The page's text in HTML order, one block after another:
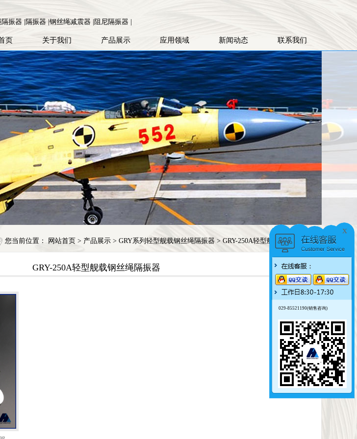
振器 |隔振器 |钢丝绳减震器 |阻尼隔振器 |
页 关于我们 产品展示 应用领域 新闻动态 联系我们
您当前位置： 网站首页 > 产品展示 > GRY系列轻型舰载钢丝绳隔振器 > GRY-250A轻型舰载钢丝绳隔振器
GRY-250A轻型舰载钢丝绳隔振器
x
029-85521190(销售咨询)